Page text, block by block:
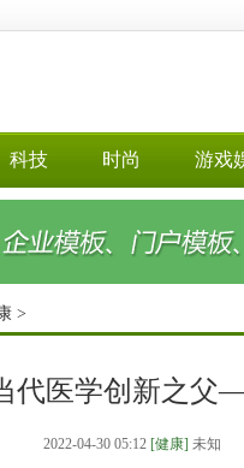
科技 时尚 游戏
>
代医学创新之父
2022-04-30 05:12 [健康] 未知